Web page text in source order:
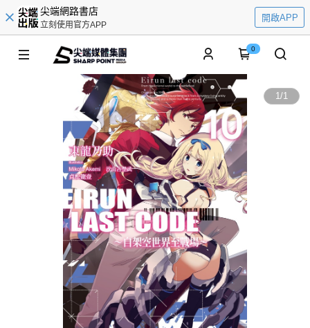
尖端網路書店
立刻使用官方APP
開啟APP
0
1/1